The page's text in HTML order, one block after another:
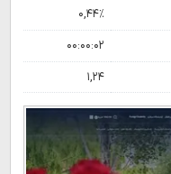
۰,۴۴٪
۰۰:۰۰:۰۲
۱,۲۴